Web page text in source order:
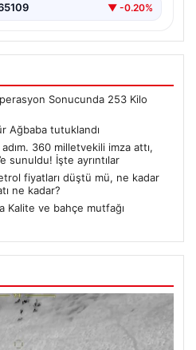
▼ -0.20%
Sonucunda 253 Kilo
Ağbaba tutuklandı
360 milletvekili imza attı,
sunuldu! İşte ayrıntılar
fiyatları düştü mü, ne kadar
ne kadar?
Kalite ve bahçe mutfağı